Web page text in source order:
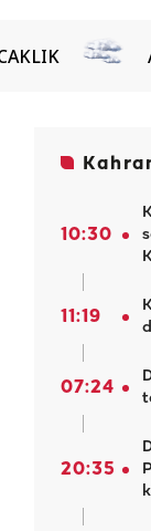
10:30
11:19
07:24
20:35